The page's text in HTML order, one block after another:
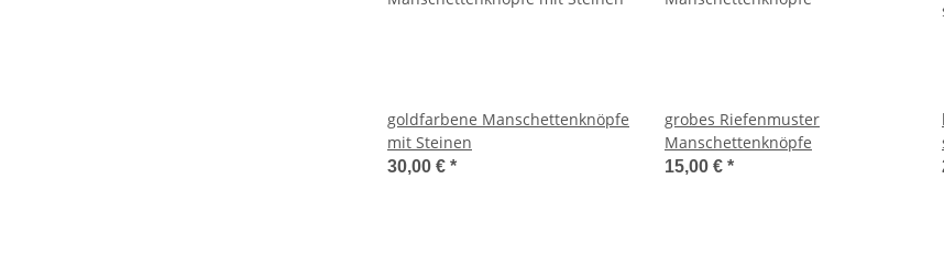
goldfarbene Manschettenknöpfe
mit Steinen
30,00 € *
grobes Riefenmuster
Manschettenknöpfe
15,00 € *